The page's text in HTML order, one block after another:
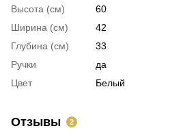
Высота (см)
60
Ширина (см)
42
Глубина (см)
33
Ручки
да
Цвет
Белый
Отзывы 2